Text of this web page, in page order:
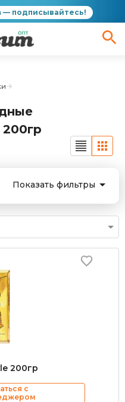
— подписывайтесь!
Показать фильтры
200гр
с